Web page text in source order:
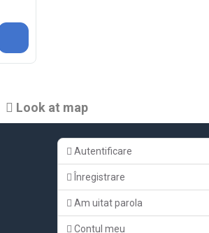
Look at map
Autentificare
Înregistrare
Am uitat parola
Contul meu